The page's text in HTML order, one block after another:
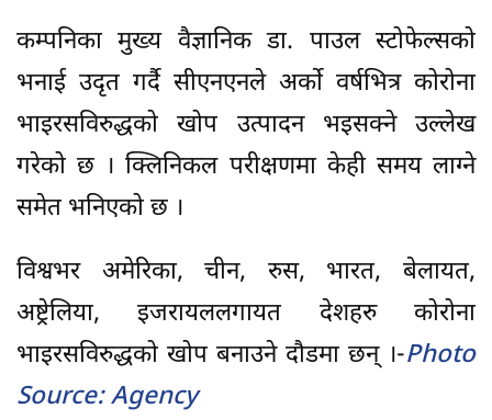
कम्पनिका मुख्य वैज्ञानिक डा. पाउल स्टोफेल्सको
भनाई उदृत गर्दै सीएनएनले अर्को वर्षभित्र कोरोना
भाइरसविरुद्धको खोप उत्पादन भइसक्ने उल्लेख
गरेको छ । क्लिनिकल परीक्षणमा केही समय लाग्ने
समेत भनिएको छ ।
विश्वभर अमेरिका, चीन, रुस, भारत, बेलायत,
अष्ट्रेलिया, इजरायललगायत देशहरु कोरोना
भाइरसविरुद्धको खोप बनाउने दौडमा छन् ।-Photo
Source: Agency